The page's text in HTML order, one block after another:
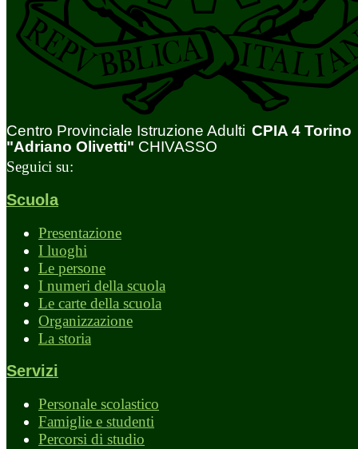
Centro Provinciale Istruzione Adulti CPIA 4 Torino
"Adriano Olivetti" CHIVASSO
Seguici su:
Scuola
Presentazione
I luoghi
Le persone
I numeri della scuola
Le carte della scuola
Organizzazione
La storia
Servizi
Personale scolastico
Famiglie e studenti
Percorsi di studio